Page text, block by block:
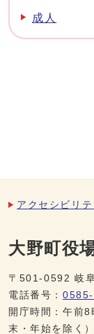
成人
アクセシビリ
大野町役
〒501-0592 岐
電話番号：
開庁時間：午前
末・年始を除く）